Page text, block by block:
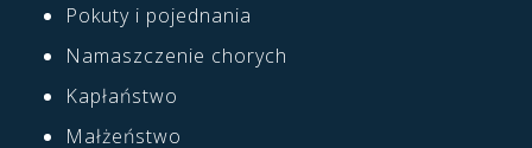
Pokuty i pojednania
Namaszczenie chorych
Kapłaństwo
Małżeństwo